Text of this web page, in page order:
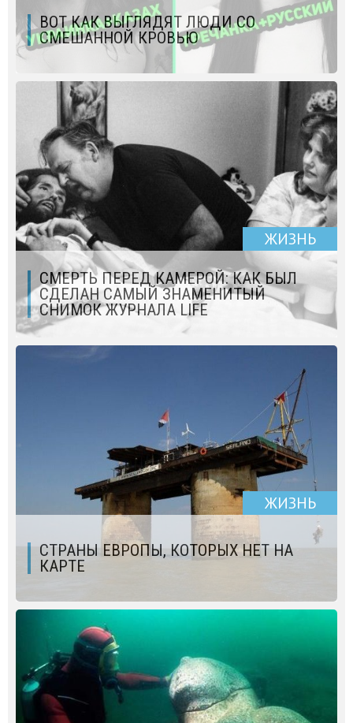
ВОТ КАК ВЫГЛЯДЯТ ЛЮДИ СО
СМЕШАННОЙ КРОВЬЮ
ЖИЗНЬ
СМЕРТЬ ПЕРЕД КАМЕРОЙ: КАК БЫЛ
СДЕЛАН САМЫЙ ЗНАМЕНИТЫЙ
СНИМОК ЖУРНАЛА LIFE
ЖИЗНЬ
СТРАНЫ ЕВРОПЫ, КОТОРЫХ НЕТ НА
КАРТЕ